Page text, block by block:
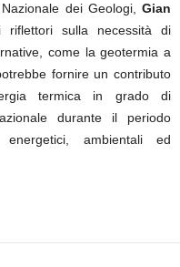
dei Geologi, Gian
sulla necessità di
come la geotermia a
fornire un contributo
termica in grado di
durante il periodo
ambientali ed